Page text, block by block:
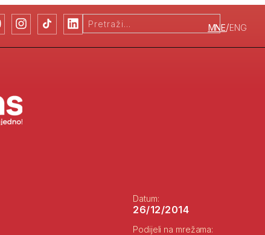
MNE/ENG
Datum:
26/12/2014
Podijeli na mrežama: